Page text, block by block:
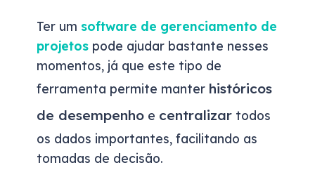
Ter um software de gerenciamento de
projetos pode ajudar bastante nesses
momentos, já que este tipo de
ferramenta permite manter históricos
de desempenho e centralizar todos
os dados importantes, facilitando as
tomadas de decisão.